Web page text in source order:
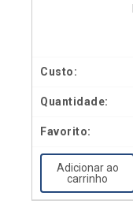
Adicionar ao
carrinho